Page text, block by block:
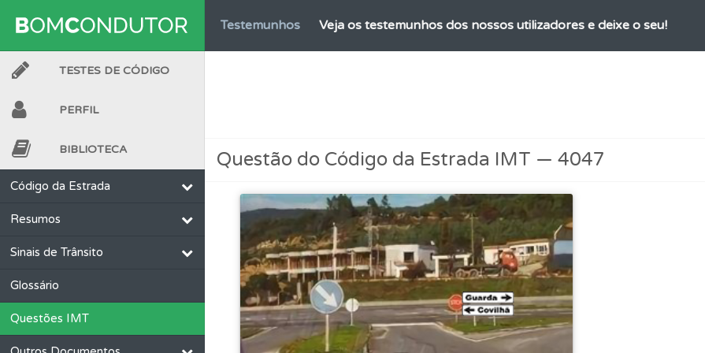
Testemunhos Veja os testemunhos dos nossos utilizadores e deixe o seu!
Biblioteca Consulte o código da estrada na nossa biblioteca.
Questões Pode guardar uma questão colocando-a como favorita.
Questões Consulte os comentários da questão quando tem dúvidas.
TESTES DE CÓDIGO
PERFIL
BIBLIOTECA
Código da Estrada
Resumos
Sinais de Trânsito
Glossário
Questões IMT
Questão do Código da Estrada IMT — 4047